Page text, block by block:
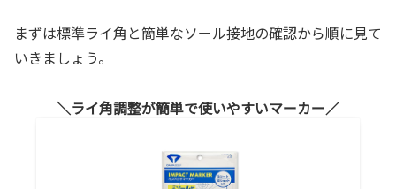
まずは標準ライ角と簡単なソール接地の確認から順に見て
いきましょう。
ライ角調整が簡単で使いやすいマーカー